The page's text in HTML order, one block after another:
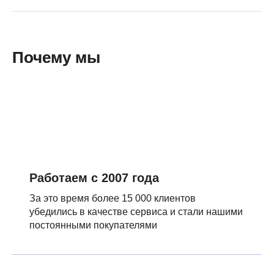
Почему мы
Работаем с 2007 года
За это время более 15 000 клиентов
убедились в качестве сервиса и стали нашими
постоянными покупателями